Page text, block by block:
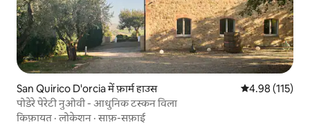
San Quirico D'orcia में फ़ार्म हाउस औसत रेटिंग 5 में से
4.98 (115)
पोडेरे पेरेटी नुओवी - आधुनिक टस्कन विला
किफ़ायत ·लोकेशन ·साफ़-सफ़ाई